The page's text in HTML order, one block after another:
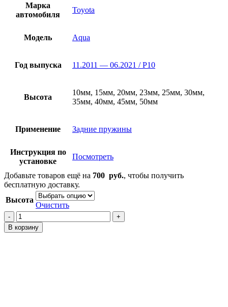
–
3600
Марка
автомобиля
Toyota
Модель Aqua
Год выпуска 11.2011 — 06.2021 / P10
Высота
10мм, 15мм, 20мм, 23мм, 25мм, 30мм,
35мм, 40мм, 45мм, 50мм
Применение Задние пружины
Инструкция по
установке
Посмотреть
Добавьте товаров ещё на 700 руб., чтобы получить
бесплатную доставку.
Высота
Очистить
Количество
товара
Проставки
В корзину